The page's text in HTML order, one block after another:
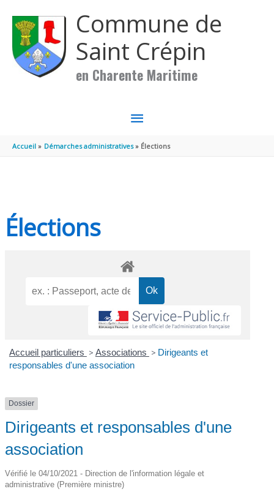
Commune de
Saint Crépin
en Charente Maritime
MENU
PRINCIPAL
Accueil Démarches administratives Élections
Élections
Accueil particuliers > Associations > Dirigeants et
responsables d'une association
Dossier
Dirigeants et responsables d'une
association
Vérifié le 04/10/2021 - Direction de l'information légale et
administrative (Première ministre)